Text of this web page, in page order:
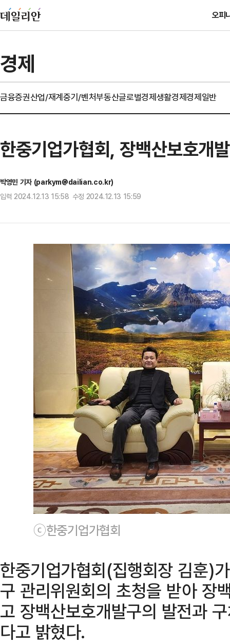
오피
경제
금융증권산업/재계중기/벤처부동산글로벌경제생활경제경제일반
한중기업가협회, 장백산보호개
박영민 기자 (parkym@dailian.co.kr)
입력 2024.12.13 15:58 수정 2024.12.13 15:59
ⓒ한중기업가협회
한중기업가협회(집행회장 김훈)
구 관리위원회의 초청을 받아 장
고 장백산보호개발구의 발전과
다고 밝혔다.